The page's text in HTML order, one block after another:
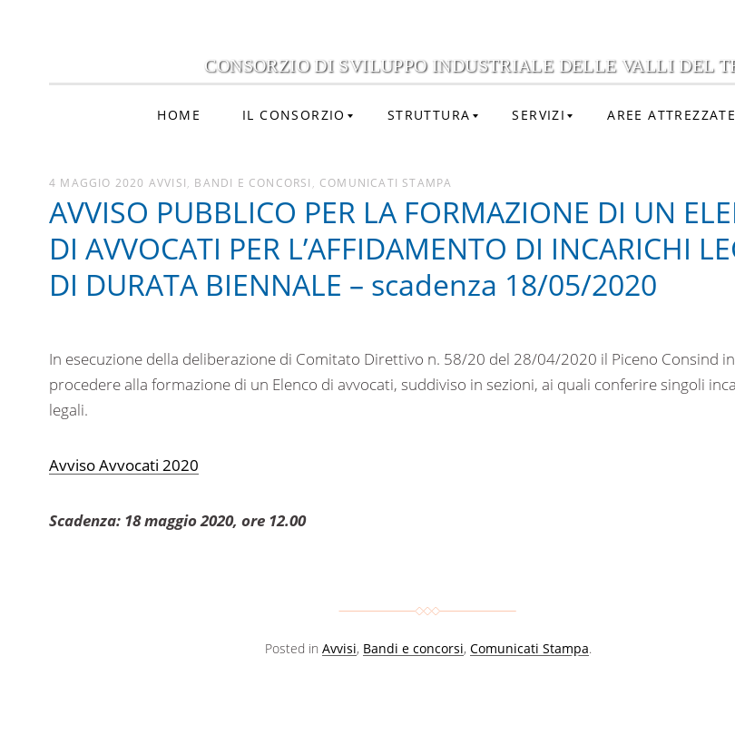
CONSORZIO DI SVILUPPO INDUSTRIALE DELLE VALLI DEL
HOME IL CONSORZIO STRUTTURA SERVIZI AREE ATTREZZATE
4 MAGGIO 2020 AVVISI, BANDI E CONCORSI , COMUNICATI STAMPA
AVVISO PUBBLICO PER LA FORMAZIONE DI UN
DI AVVOCATI PER L’AFFIDAMENTO DI INCARICHI
DI DURATA BIENNALE – scadenza 18/05/2020
In esecuzione della deliberazione di Comitato Direttivo n. 58/20 del 28/04/2020 il Piceno Consind
procedere alla formazione di un Elenco di avvocati, suddiviso in sezioni, ai quali conferire singoli
legali.
Avviso Avvocati 2020
Scadenza: 18 maggio 2020, ore 12.00
Posted in Avvisi, Bandi e concorsi, Comunicati Stampa.